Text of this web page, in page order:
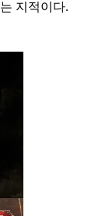
지적이다.